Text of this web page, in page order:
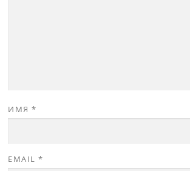
ИМЯ*
EMAIL*